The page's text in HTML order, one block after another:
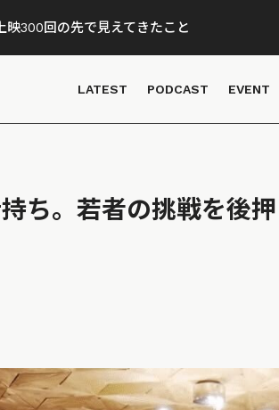
映300回の先で見えてきたこと
LATEST PODCAST EVENT
ち。若者の挑戦を後